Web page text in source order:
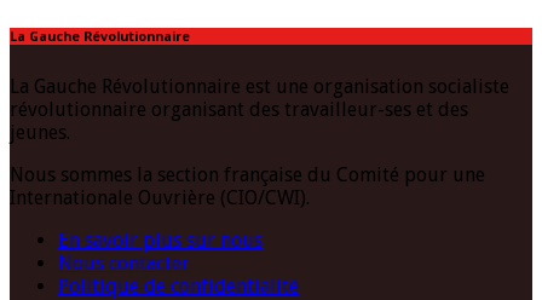
La Gauche Révolutionnaire
La Gauche Révolutionnaire est une organisation socialiste
révolutionnaire organisant des travailleur-ses et des
jeunes.
Nous sommes la section française du Comité pour une
Internationale Ouvrière (CIO/CWI).
En savoir plus sur nous
Nous contacter
Politique de confidentialité